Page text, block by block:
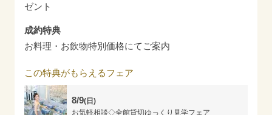
ゼント
成約特典
お料理・お飲物特別価格にてご案内
この特典がもらえるフェア
8/9(日)
お気軽相談◇全館貸切ゆっくり見学フェア